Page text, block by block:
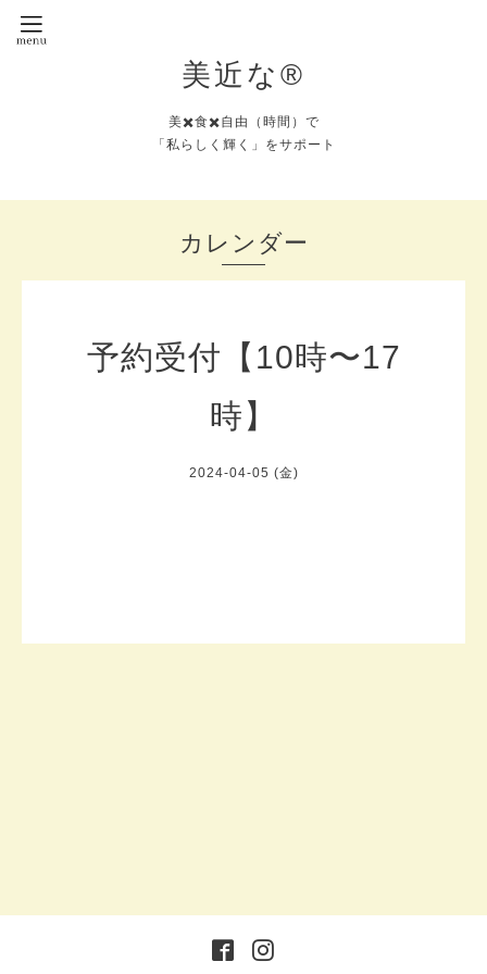
美近な®︎
美✖️食✖️自由（時間）で
「私らしく輝く」をサポート
カレンダー
予約受付【10時〜17
時】
2024-04-05 (金)